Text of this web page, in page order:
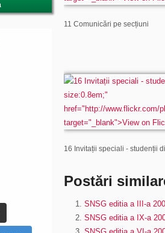
11 Comunicări pe secțiuni
16 Invitații speciali - studenții
Postări
SNSG editia a III-a
SNSG editia a IX-a